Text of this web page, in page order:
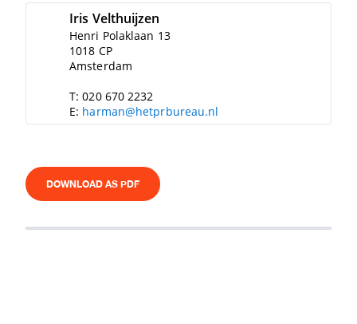
Iris Velthuijzen
Henri Polaklaan 13
1018 CP
Amsterdam
T: 020 670 2232
E: harman@hetprbureau.nl
DOWNLOAD AS PDF